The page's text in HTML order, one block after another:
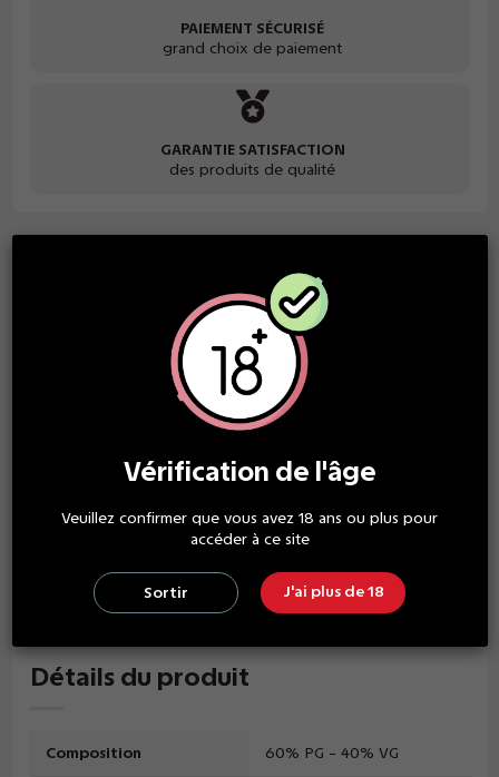
PAIEMENT SÉCURISÉ
grand choix de paiement
GARANTIE SATISFACTION
des produits de qualité
Pink Diamondde la gamme
disponible en version 100 ml sans nicotine. Il est toutefois
possible d’ajouter de la nicotine sans perdre de la saveur
selon vos envies, grâce à un ou plusieurs boosters nicotinés
Par exemple, vous pourrez :
pour obtenir au total 110 ml de e-liquide nicotiné à 1,5 mg/ml,
nicotine au flacon pour obtenir au total 110 ml de e-liquide
nicotiné à 3 mg/ml.
Détails du produit
Composition 60% PG - 40% VG
Vérification de l'âge
Veuillez confirmer que vous avez 18 ans ou plus pour
accéder à ce site
Sortir J'ai plus de 18